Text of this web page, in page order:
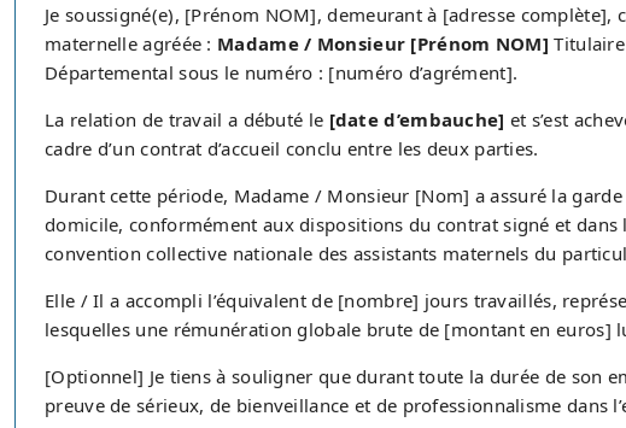
Je soussigné(e), [Prénom NOM], demeurant à [adresse complète],
maternelle agréée : Madame / Monsieur [Prénom NOM]
Départemental sous le numéro : [numéro d’agrément].
La relation de travail a débuté le [date d’embauche] et s’est
cadre d’un contrat d’accueil conclu entre les deux parties.
Durant cette période, Madame / Monsieur [Nom] a assuré la
domicile, conformément aux dispositions du contrat signé et dans
convention collective nationale des assistants maternels du
Elle / Il a accompli l’équivalent de [nombre] jours travaillés,
lesquelles une rémunération globale brute de [montant en euros]
[Optionnel] Je tiens à souligner que durant toute la durée de son
preuve de sérieux, de bienveillance et de professionnalisme dans